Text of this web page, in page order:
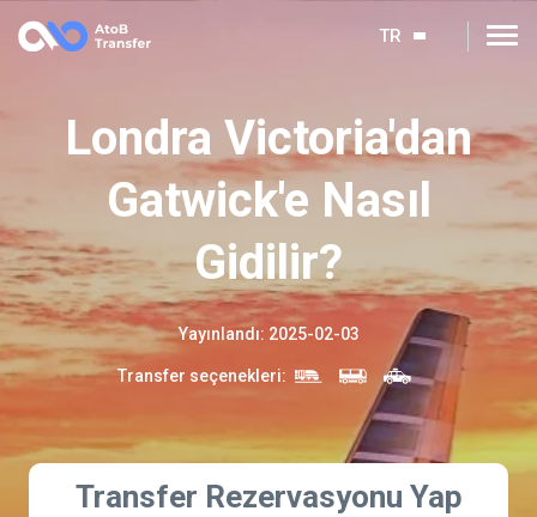
TR
Londra Victoria'dan
Gatwick'e Nasıl
Gidilir?
Yayınlandı: 2025-02-03
Transfer seçenekleri:
Transfer Rezervasyonu Yap